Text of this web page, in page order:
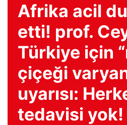
Afrika acil
etti! prof.
Türkiye için
çiçeği
uyarısı:
tedavisi yok!